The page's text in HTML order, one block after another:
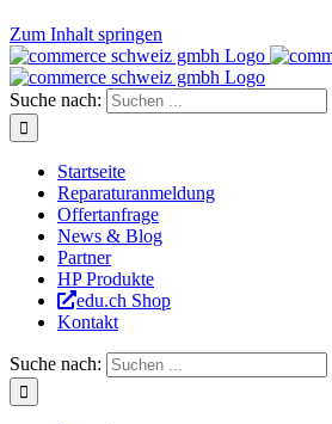
Zum Inhalt springen
Suche nach:
Startseite
Reparaturanmeldung
Offertanfrage
News & Blog
Partner
HP Produkte
edu.ch Shop
Kontakt
Suche nach: